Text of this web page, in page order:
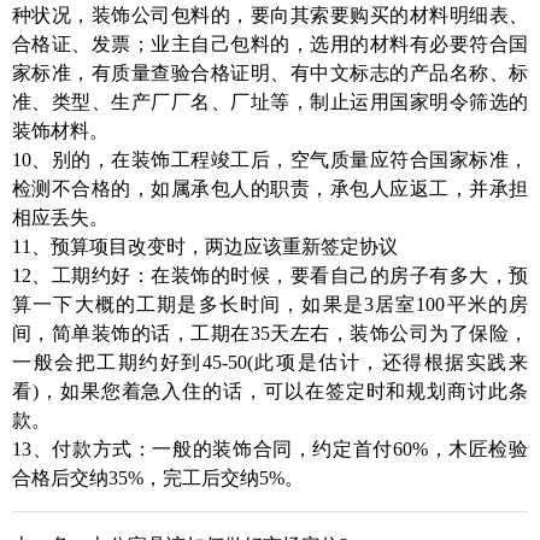
种状况，装饰公司包料的，要向其索要购买的材料明细表、
合格证、发票；业主自己包料的，选用的材料有必要符合国
家标准，有质量查验合格证明、有中文标志的产品名称、标
准、类型、生产厂厂名、厂址等，制止运用国家明令筛选的
装饰材料。
10、别的，在装饰工程竣工后，空气质量应符合国家标准，
检测不合格的，如属承包人的职责，承包人应返工，并承担
相应丢失。
11、预算项目改变时，两边应该重新签定协议
12、工期约好：在装饰的时候，要看自己的房子有多大，预
算一下大概的工期是多长时间，如果是3居室100平米的房
间，简单装饰的话，工期在35天左右，装饰公司为了保险，
一般会把工期约好到45-50(此项是估计，还得根据实践来
看)，如果您着急入住的话，可以在签定时和规划商讨此条
款。
13、付款方式：一般的装饰合同，约定首付60%，木匠检验
合格后交纳35%，完工后交纳5%。